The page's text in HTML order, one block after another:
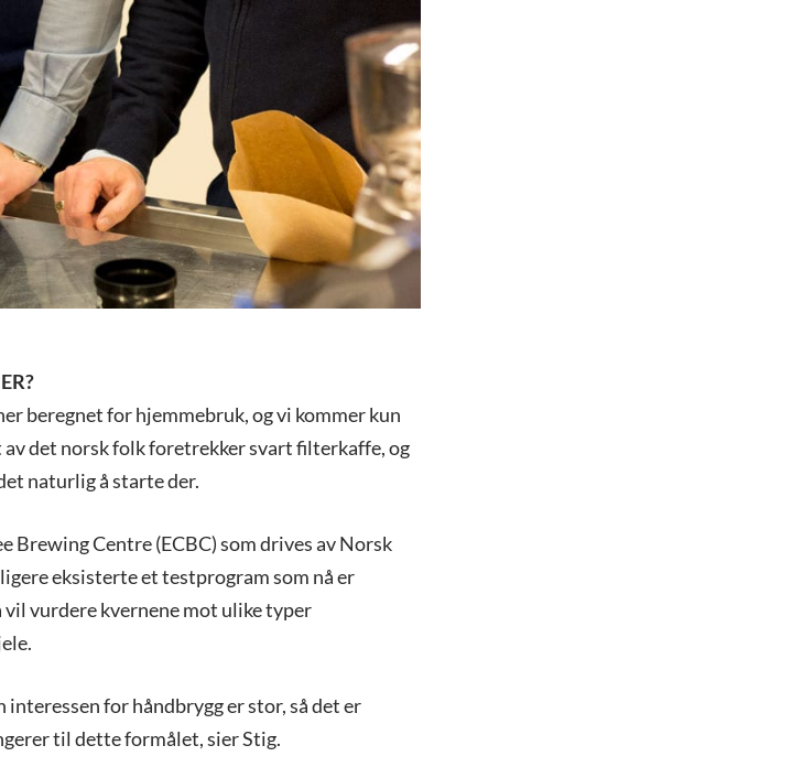
beregnet for hjemmebruk, og vi kommer kun
det norsk folk foretrekker svart filterkaffe, og
naturlig å starte der.
Brewing Centre (ECBC) som drives av Norsk
eksisterte et testprogram som nå er
vurdere kvernene mot ulike typer
for håndbrygg er stor, så det er
til dette formålet, sier Stig.